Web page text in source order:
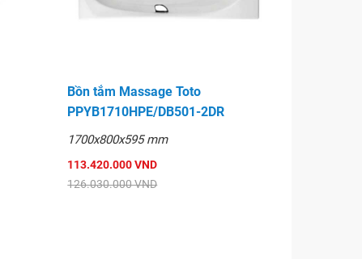
Bồn tắm Massage Toto
PPYB1710HPE/DB501-2DR
1700x800x595 mm
113.420.000 VND
126.030.000 VND